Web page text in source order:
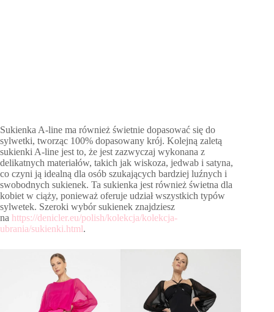
Sukienka A-line ma również świetnie dopasować się do
sylwetki, tworząc 100% dopasowany krój. Kolejną zaletą
sukienki A-line jest to, że jest zazwyczaj wykonana z
delikatnych materiałów, takich jak wiskoza, jedwab i satyna,
co czyni ją idealną dla osób szukających bardziej luźnych i
swobodnych sukienek. Ta sukienka jest również świetna dla
kobiet w ciąży, ponieważ oferuje udział wszystkich typów
sylwetek. Szeroki wybór sukienek znajdziesz
na https://denicler.eu/polish/kolekcja/kolekcja-
ubrania/sukienki.html.